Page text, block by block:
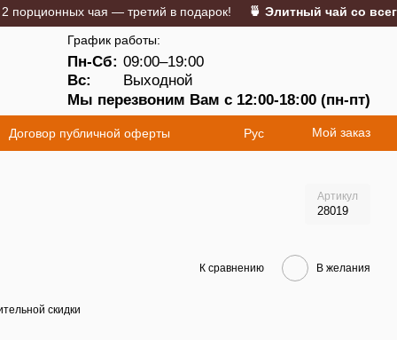
чая — третий в подарок!🍵 Элитный чай со всего
График работы:
Пн-Сб: 09:00–19:00
Вс:
Выходной
Мы перезвоним Вам с 12:00-18:00 (пн-пт)
Договор публичной оферты Рус Мой заказ
Артикул
28019
К сравнению В желания
скидки